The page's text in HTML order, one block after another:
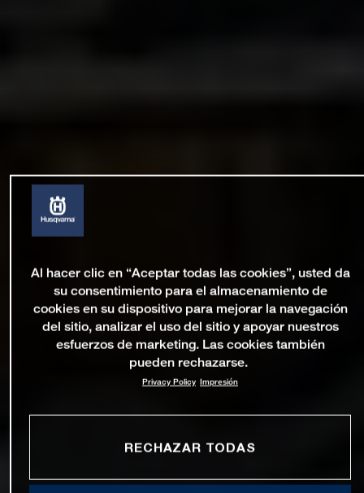
Al hacer clic en “Aceptar todas las cookies”, usted da
su consentimiento para el almacenamiento de
cookies en su dispositivo para mejorar la navegación
del sitio, analizar el uso del sitio y apoyar nuestros
esfuerzos de marketing. Las cookies también
pueden rechazarse.
Privacy Policy Impresión
RECHAZAR TODAS